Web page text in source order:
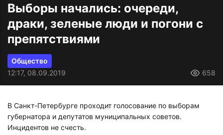
Выборы начались: очереди,
драки, зеленые люди и погони с
препятствиями
Общество
12:17, 08.09.2019
658
В Санкт-Петербурге проходит голосование по выборам
губернатора и депутатов муниципальных советов.
Инцидентов не счесть.